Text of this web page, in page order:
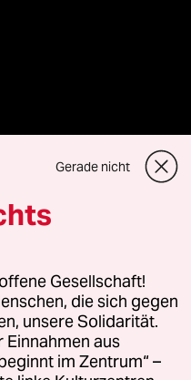
GmbH
oder für Genehmigungen
Richtlinien
Gerade nicht
Gesellschaft!
die sich gegen
unsere Solidarität.
Einnahmen aus
im Zentrum“ –